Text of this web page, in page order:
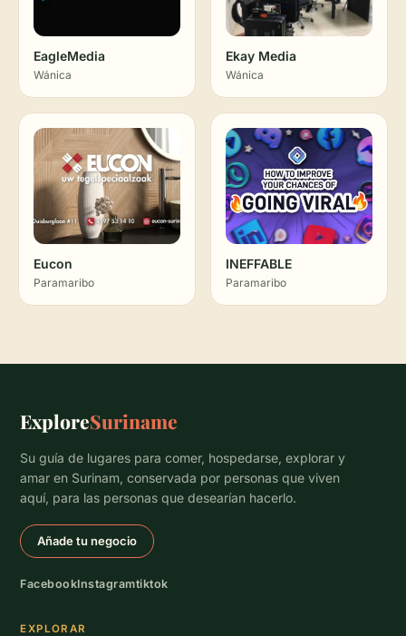
EagleMedia
Wánica
Ekay Media
Wánica
Eucon
Paramaribo
INEFFABLE
Paramaribo
ExploreSuriname
Su guía de lugares para comer, hospedarse, explorar y
amar en Surinam, conservada por personas que viven
aquí, para las personas que desearían hacerlo.
Añade tu negocio
FacebookInstagramtiktok
EXPLORAR